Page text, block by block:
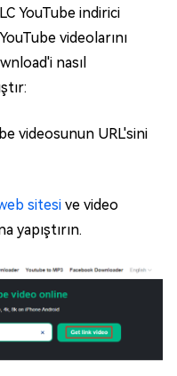
YouTube indirici
videolarını
nasıl
videosunun URL'sini
sitesi ve video
yapıştırın.